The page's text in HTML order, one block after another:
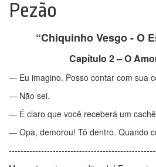
Pezão
“Chiquinho Vesgo - O
Capítulo 2 – O
— Eu imagino. Posso contar com sua
— Não sei.
— É claro que você receberá um
— Opa, demorou! Tô dentro. Quando